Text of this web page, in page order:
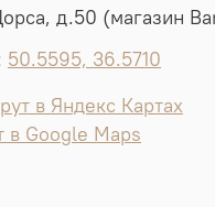
д.50 (магазин
50.5595, 36.5710
в Яндекс Картах
Google Maps